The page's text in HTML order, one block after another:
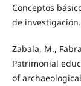
Conceptos
de
Zabala, M.,
Patrimonial
of